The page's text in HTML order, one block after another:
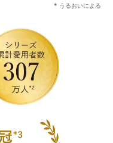
* うるおいによる